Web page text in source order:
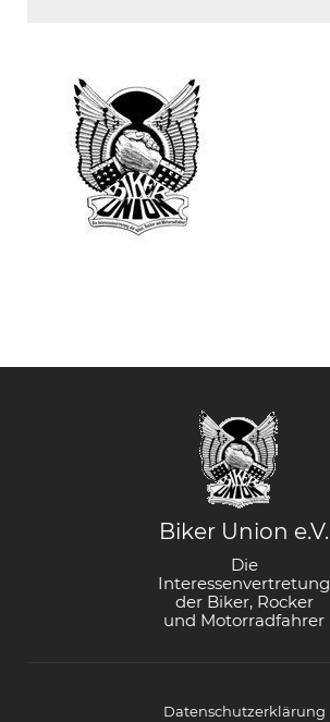
Biker Union e.V.
Die
Interessenvertretung
der Biker, Rocker
und Motorradfahrer
Datenschutzerklärung